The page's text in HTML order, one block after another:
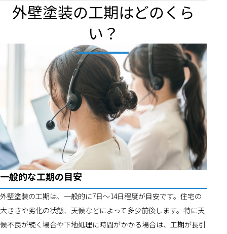
外壁塗装の工期はどのくら
い？
一般的な工期の目安
外壁塗装の工期は、一般的に7日〜14日程度が目安です。住宅の
大きさや劣化の状態、天候などによって多少前後します。特に天
候不良が続く場合や下地処理に時間がかかる場合は、工期が長引